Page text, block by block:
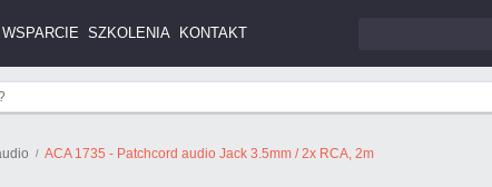
WSPARCIE SZKOLENIA KONTAKT
ACA 1735 - Patchcord audio Jack 3.5mm / 2x RCA, 2m